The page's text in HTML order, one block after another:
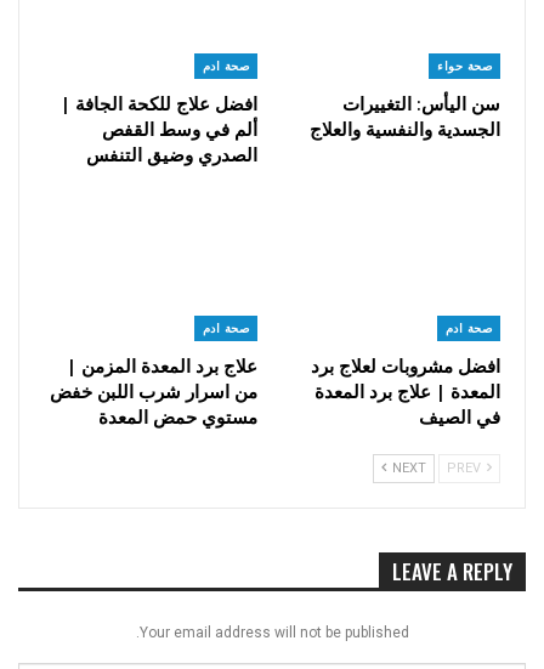
صحة حواء
سن اليأس: التغييرات
الجسدية والنفسية والعلاج
صحة ادم
افضل علاج للكحة الجافة |
ألم في وسط القفص
الصدري وضيق التنفس
صحة ادم
افضل مشروبات لعلاج برد
المعدة | علاج برد المعدة
في الصيف
صحة ادم
علاج برد المعدة المزمن |
من اسرار شرب اللبن خفض
مستوي حمض المعدة
NEXT
LEAVE A REPLY
Your email address will not be published.